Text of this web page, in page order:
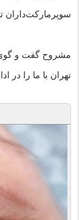
سوپرمارکت‌داران
مشروح گفت و گوی
تهران با ما را در